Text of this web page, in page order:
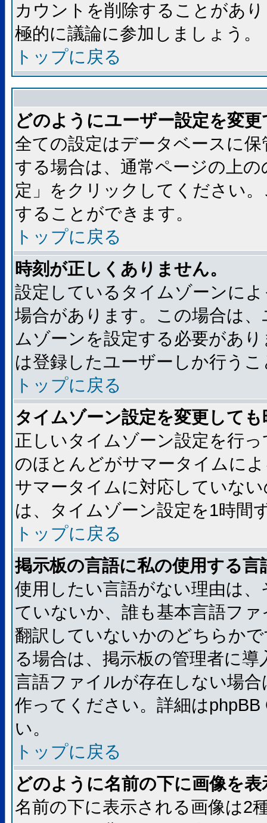
カウントを削除することがあ
極的に議論に参加しましょう。
トップに戻る
どのようにユーザー設定を変
全ての設定はデータベースに
する場合は、通常ページの上
定」をクリックしてください
することができます。
トップに戻る
時刻が正しくありません。
設定しているタイムゾーンに
場合があります。この場合は
ムゾーンを設定する必要があ
は登録したユーザーしか行う
トップに戻る
タイムゾーン設定を変更して
正しいタイムゾーン設定を行
のほとんどがサマータイムに
サマータイムに対応していな
は、タイムゾーン設定を1時間
トップに戻る
掲示板の言語に私の使用する
使用したい言語がない理由は
ていないか、誰も基本言語フ
翻訳していないかのどちらか
る場合は、掲示板の管理者に
言語ファイルが存在しない場
作ってください。詳細は
い。
トップに戻る
どのように名前の下に画像を
名前の下に表示される画像は2